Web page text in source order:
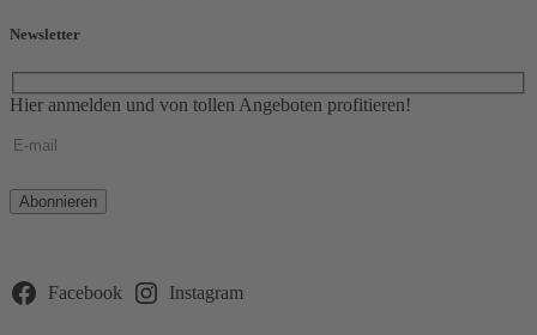
Newsletter
Hier anmelden und von tollen Angeboten profitieren!
Bitte
lasse
leer.
Facebook Instagram